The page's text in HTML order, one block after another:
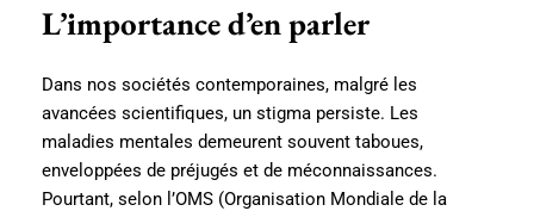
L’importance d’en parler
Dans nos sociétés contemporaines, malgré les
avancées scientifiques, un stigma persiste. Les
maladies mentales demeurent souvent taboues,
enveloppées de préjugés et de méconnaissances.
Pourtant, selon l’OMS (Organisation Mondiale de la